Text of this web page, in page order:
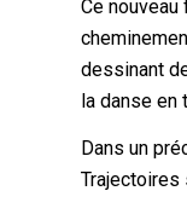
Ce
dessinant
la danse en
Dans un
Trajectoires